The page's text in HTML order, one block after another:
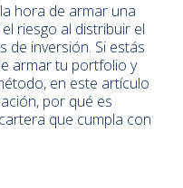
hora de armar una
riesgo al distribuir el
de inversión. Si estás
armar tu portfolio y
en este artículo
por qué es
que cumpla con